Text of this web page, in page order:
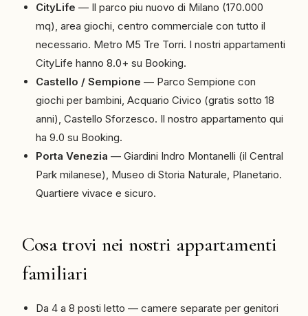
CityLife — Il parco piu nuovo di Milano (170.000
mq), area giochi, centro commerciale con tutto il
necessario. Metro M5 Tre Torri. I nostri appartamenti
CityLife hanno 8.0+ su Booking.
Castello / Sempione — Parco Sempione con
giochi per bambini, Acquario Civico (gratis sotto 18
anni), Castello Sforzesco. Il nostro appartamento qui
ha 9.0 su Booking.
Porta Venezia — Giardini Indro Montanelli (il Central
Park milanese), Museo di Storia Naturale, Planetario.
Quartiere vivace e sicuro.
Cosa trovi nei nostri appartamenti
familiari
Da 4 a 8 posti letto — camere separate per genitori